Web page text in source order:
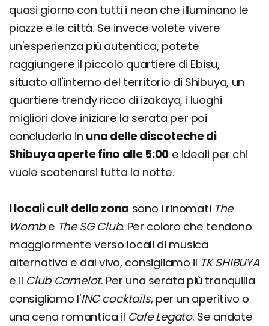
quasi giorno con tutti i neon che illuminano le
piazze e le città. Se invece volete vivere
un'esperienza più autentica, potete
raggiungere il piccolo quartiere di Ebisu,
situato all'interno del territorio di Shibuya, un
quartiere trendy ricco di izakaya, i luoghi
migliori dove iniziare la serata per poi
concluderla in una delle discoteche di
Shibuya aperte fino alle 5:00 e ideali per chi
vuole scatenarsi tutta la notte.
I locali cult della zona sono i rinomati The
Wombe The SG Club. Per coloro che tendono
maggiormente verso locali di musica
alternativa e dal vivo, consigliamo il TK SHIBUYA
e il Club Camelot. Per una serata più tranquilla
consigliamo l'INCcocktails, per un aperitivo o
una cena romantica il Cafe Legato. Se andate